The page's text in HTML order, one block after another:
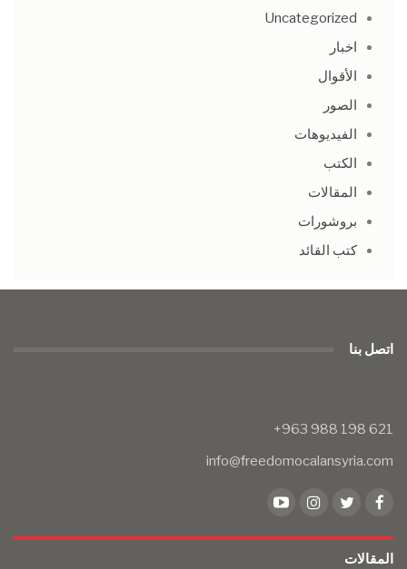
Uncategorized
اخبار
الأقوال
الصور
الفيديوهات
الكتب
المقالات
بروشورات
كتب القائد
اتصل بنا
info@freedomocalansyria.com
المقالات